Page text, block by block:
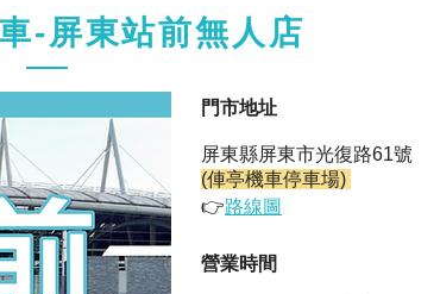
-屏東站前無人店
​門市地址
屏東縣屏東市光復路61號
(俥亭機車停車場)
👉路線圖
​營業時間